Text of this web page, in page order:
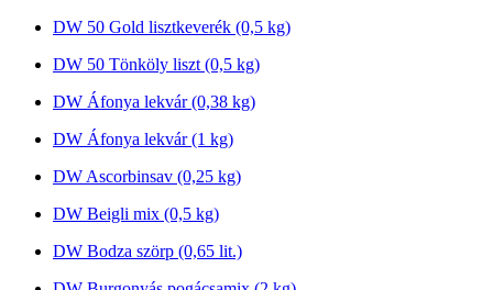
DW 50 Gold lisztkeverék (0,5 kg)
DW 50 Tönköly liszt (0,5 kg)
DW Áfonya lekvár (0,38 kg)
DW Áfonya lekvár (1 kg)
DW Ascorbinsav (0,25 kg)
DW Beigli mix (0,5 kg)
DW Bodza szörp (0,65 lit.)